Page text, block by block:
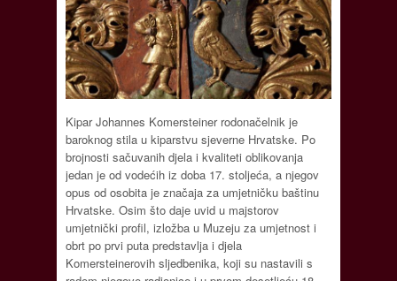
Kipar Johannes Komersteiner rodonačelnik je
baroknog stila u kiparstvu sjeverne Hrvatske. Po
brojnosti sačuvanih djela i kvaliteti oblikovanja
jedan je od vodećih iz doba 17. stoljeća, a njegov
opus od osobita je značaja za umjetničku baštinu
Hrvatske. Osim što daje uvid u majstorov
umjetnički profil, izložba u Muzeju za umjetnost i
obrt po prvi puta predstavlja i djela
Komersteinerovih sljedbenika, koji su nastavili s